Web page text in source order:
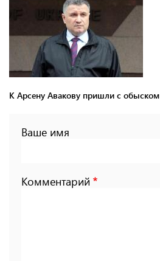
К Арсену Авакову пришли с обыском
Ваше имя
Комментарий